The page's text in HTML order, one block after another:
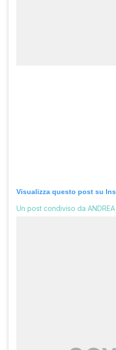
Visualizza questo post su
Un post condiviso da